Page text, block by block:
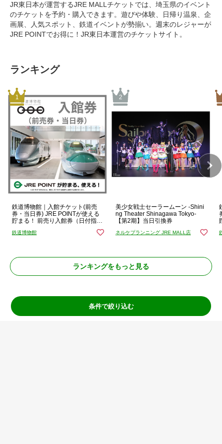
JR東日本が運営するJRE MALLチケットでは、埼玉県のイベント
のチケットを予約・購入できます。遊びや体験、日帰り温泉、企
画展、人気スポット、鉄道イベントが勢揃い。週末のレジャーが
JRE POINTでお得に！JR東日本運営のチケットサイト。
ランキング
鉄道博物館｜入館チケット(前売
券・当日券) JRE POINTが使える
貯まる！ 前売り入館券（日付指
鉄道博物館
美少女戦士セーラームーン -Shini
ng Theater Shinagawa Tokyo-
【第2期】当日引換券
ネルケプランニング JRE MALL店
ランキングをもっと見る
条件で絞り込む